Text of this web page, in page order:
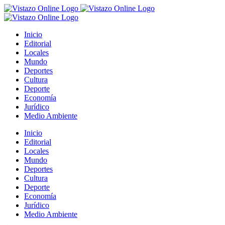
Saltar
al
Inicio
Editorial
Locales
Mundo
Deportes
Cultura
Deporte
Economía
Jurídico
Medio Ambiente
Inicio
Editorial
Locales
Mundo
Deportes
Cultura
Deporte
Economía
Jurídico
Medio Ambiente